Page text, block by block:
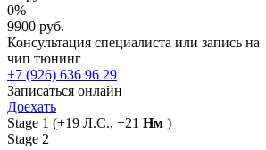
0%
9900 руб.
Консультация специалиста или запись на
чип тюнинг
+7 (926) 636 96 29
Записаться онлайн
Доехать
Stage 1 (+19 Л.С., +21 Нм )
Stage 2